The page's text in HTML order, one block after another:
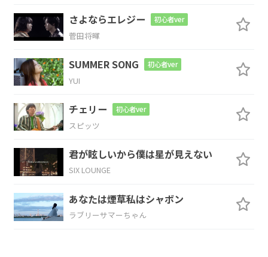
何気 なく 笑いあっ た日も
向き合っ
F
戻れるか な？
A
抱きしめた
D
A
さよならエレジー 初心者ver
菅田将暉
SUMMER SONG 初心者ver
YUI
チェリー 初心者ver
スピッツ
君が眩しいから僕は星が見えない
SIX LOUNGE
あなたは煙草私はシャボン
ラブリーサマーちゃん